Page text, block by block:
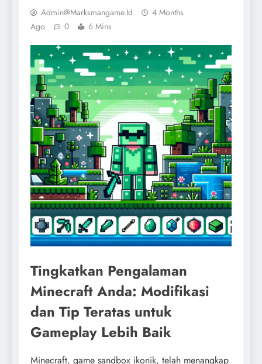
Admin@marksmangame.id
4 Months
Ago
0 6 Mins
Tingkatkan Pengalaman
Minecraft Anda: Modifikasi
dan Tip Teratas untuk
Gameplay Lebih Baik
Minecraft, game sandbox ikonik, telah menangkap